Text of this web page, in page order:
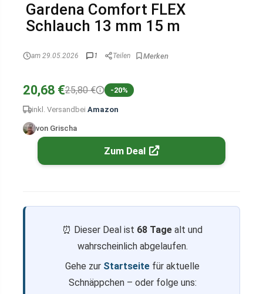
Gardena Comfort FLEX
Schlauch 13 mm 15 m
am 29.05.2026 1 Teilen
20,68 €25,80 € -20%
inkl. Versand bei Amazon
von Grischa
Zum Deal
⏰ Dieser Deal ist 68 Tage alt und
wahrscheinlich abgelaufen.
Gehe zur Startseite für aktuelle
Schnäppchen – oder folge uns: